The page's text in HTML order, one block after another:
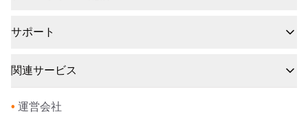
サポート
関連サービス
• 運営会社